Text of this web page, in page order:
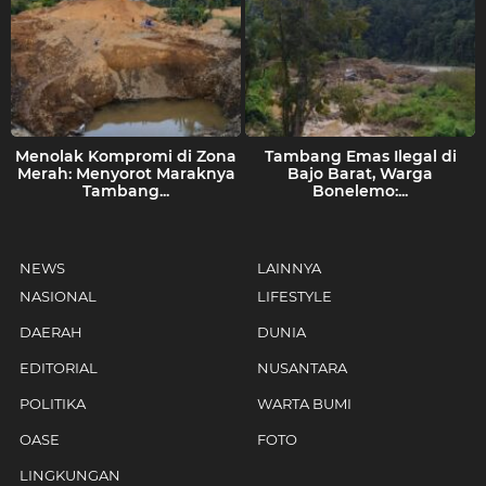
Menolak Kompromi di Zona
Merah: Menyorot Maraknya
Tambang...
Tambang Emas Ilegal di
Bajo Barat, Warga
Bonelemo:...
NEWS
NASIONAL
DAERAH
EDITORIAL
POLITIKA
OASE
LINGKUNGAN
LAINNYA
LIFESTYLE
DUNIA
NUSANTARA
WARTA BUMI
FOTO